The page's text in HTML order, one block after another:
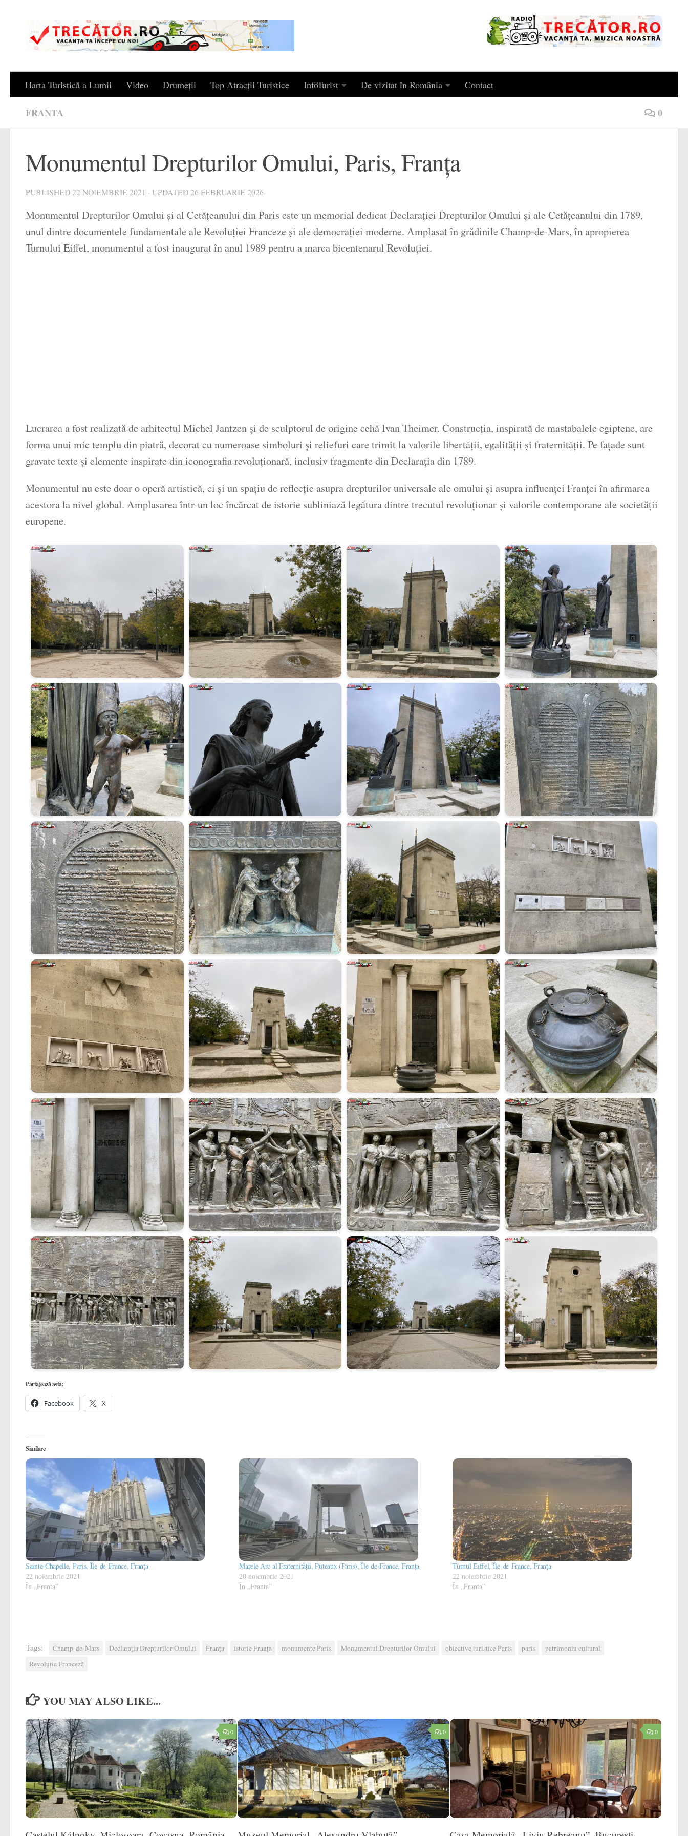
Harta Turistică a Lumii Video Drumeții Top Atracții Turistice InfoTurist De vizitat în România Contact
FRANTA 0
Monumentul Drepturilor Omului, Paris, Franța
PUBLISHED22 NOIEMBRIE 2021 · UPDATED26 FEBRUARIE 2026
Monumentul Drepturilor Omului și al Cetățeanului din Paris este un memorial dedicat Declarației Drepturilor Omului și ale Cetățeanului din 1789,
unul dintre documentele fundamentale ale Revoluției Franceze și ale democrației moderne. Amplasat în grădinile Champ-de-Mars, în apropierea
Turnului Eiffel, monumentul a fost inaugurat în anul 1989 pentru a marca bicentenarul Revoluției.
Lucrarea a fost realizată de arhitectul Michel Jantzen și de sculptorul de origine cehă Ivan Theimer. Construcția, inspirată de mastabalele egiptene, are
forma unui mic templu din piatră, decorat cu numeroase simboluri și reliefuri care trimit la valorile libertății, egalității și fraternității. Pe fațade sunt
gravate texte și elemente inspirate din iconografia revoluționară, inclusiv fragmente din Declarația din 1789.
Monumentul nu este doar o operă artistică, ci și un spațiu de reflecție asupra drepturilor universale ale omului și asupra influenței Franței în afirmarea
acestora la nivel global. Amplasarea într-un loc încărcat de istorie subliniază legătura dintre trecutul revoluționar și valorile contemporane ale societății
europene.
Partajează asta:
Facebook X
Similare
Sainte-Chapelle, Paris, Île-de-France, Franța
22 noiembrie 2021
În „Franta”
Marele Arc al Fraternității, Puteaux (Paris), Île-de-France, Franța
20 noiembrie 2021
În „Franta”
Turnul Eiffel, Île-de-France, Franța
22 noiembrie 2021
În „Franta”
Tags: Champ-de-Mars Declarația Drepturilor Omului Franța istorie Franța monumente Paris Monumentul Drepturilor Omului obiective turistice Paris paris
patrimoniu cultural
Revoluția Franceză
YOU MAY ALSO LIKE...
0 0 0